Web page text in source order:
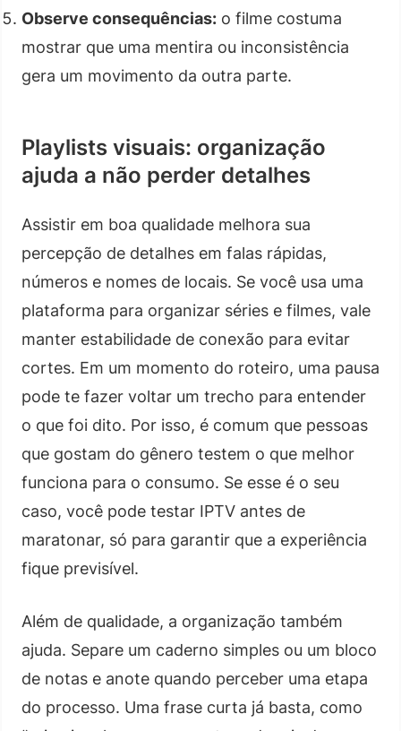
Observe consequências: o filme costuma
mostrar que uma mentira ou inconsistência
gera um movimento da outra parte.
Playlists visuais: organização
ajuda a não perder detalhes
Assistir em boa qualidade melhora sua
percepção de detalhes em falas rápidas,
números e nomes de locais. Se você usa uma
plataforma para organizar séries e filmes, vale
manter estabilidade de conexão para evitar
cortes. Em um momento do roteiro, uma pausa
pode te fazer voltar um trecho para entender
o que foi dito. Por isso, é comum que pessoas
que gostam do gênero testem o que melhor
funciona para o consumo. Se esse é o seu
caso, você pode testar IPTV antes de
maratonar, só para garantir que a experiência
fique previsível.
Além de qualidade, a organização também
ajuda. Separe um caderno simples ou um bloco
de notas e anote quando perceber uma etapa
do processo. Uma frase curta já basta, como